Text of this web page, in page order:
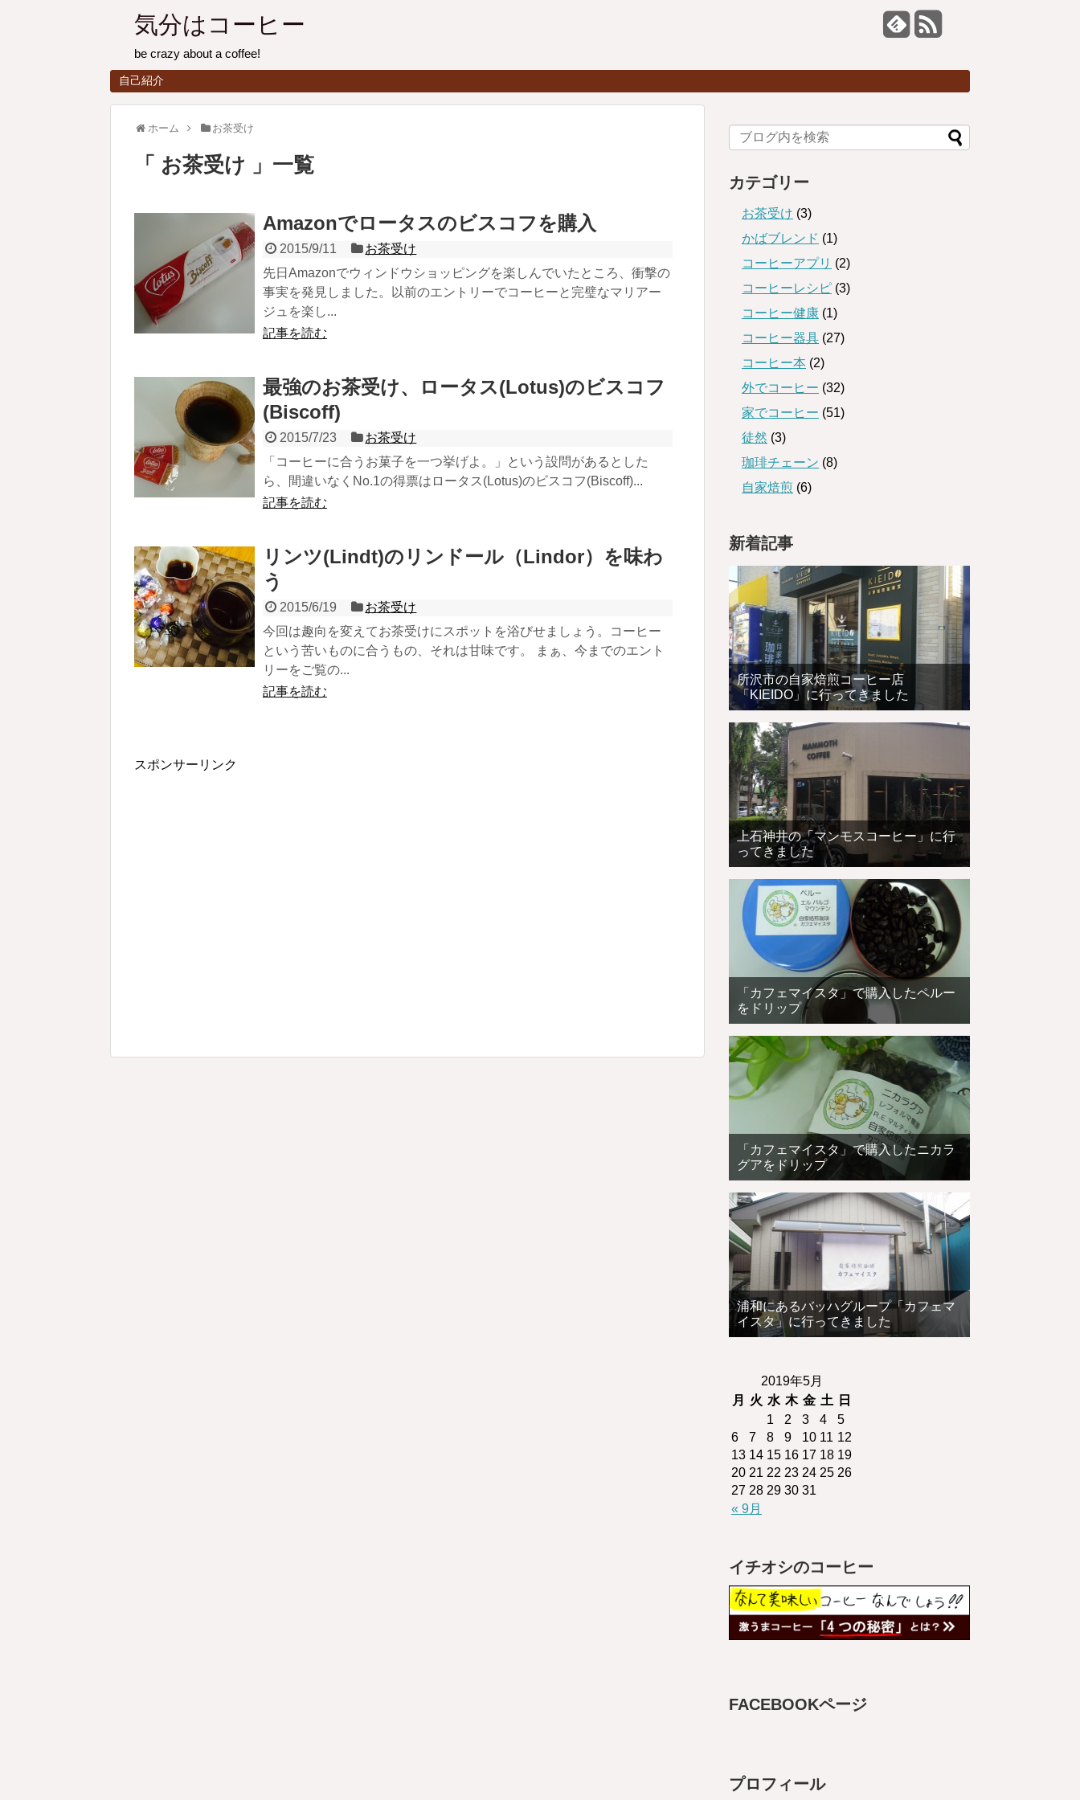
気分はコーヒー
be crazy about a coffee!
自己紹介
ホーム お茶受け
お茶受け 一覧
Amazonでロータスのビスコフを購入
2015/9/11
お茶受け
先日Amazonでウィンドウショッピングを楽しんでいたところ、衝撃の
事実を発見しました。以前のエントリーでコーヒーと完璧なマリアー
ジュを楽し...
記事を読む
最強のお茶受け、ロータス(Lotus)のビスコフ
(Biscoff)
2015/7/23
お茶受け
「コーヒーに合うお菓子を一つ挙げよ。」という設問があるとした
ら、間違いなくNo.1の得票はロータス(Lotus)のビスコフ(Biscoff)...
記事を読む
リンツ(Lindt)のリンドール（Lindor）を味わ
う
2015/6/19
お茶受け
今回は趣向を変えてお茶受けにスポットを浴びせましょう。コーヒー
という苦いものに合うもの、それは甘味です。 まぁ、今までのエント
リーをご覧の...
記事を読む
スポンサーリンク
カテゴリー
お茶受け (3)
かばブレンド (1)
コーヒーアプリ (2)
コーヒーレシピ (3)
コーヒー健康 (1)
コーヒー器具 (27)
コーヒー本 (2)
外でコーヒー (32)
家でコーヒー (51)
徒然 (3)
珈琲チェーン (8)
自家焙煎 (6)
新着記事
所沢市の自家焙煎コーヒー店
「KIEIDO」に行ってきました
上石神井の「マンモスコーヒー」に行
ってきました
「カフェマイスタ」で購入したペルー
をドリップ
「カフェマイスタ」で購入したニカラ
グアをドリップ
浦和にあるバッハグループ「カフェマ
イスタ」に行ってきました
2019年5月
月
火 水 木 金 土 日
« 9月
1 2 3 4
5
6
7 8 9 10 11 12
13 14 15 16 17 18 19
20 21 22 23 24 25 26
27 28 29 30 31
イチオシのコーヒー
FACEBOOKページ
プロフィール